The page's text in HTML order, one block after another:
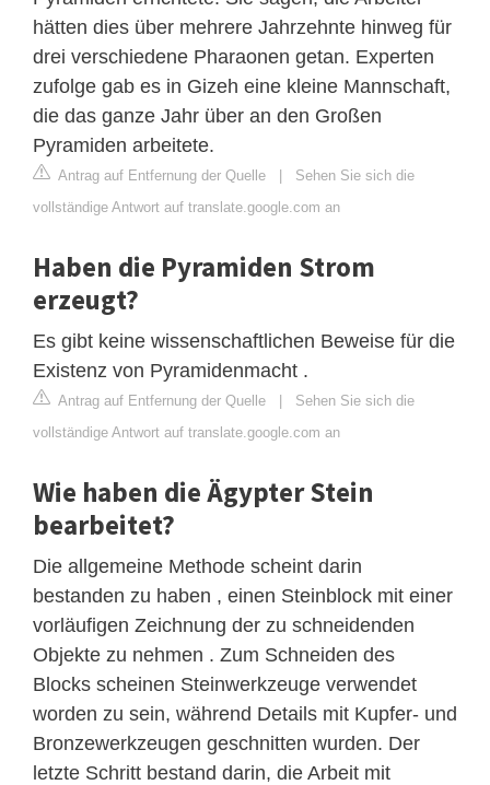
hätten dies über mehrere Jahrzehnte hinweg für
drei verschiedene Pharaonen getan. Experten
zufolge gab es in Gizeh eine kleine Mannschaft,
die das ganze Jahr über an den Großen
Pyramiden arbeitete.
Antrag auf Entfernung der Quelle | Sehen Sie sich die
vollständige Antwort auf translate.google.com an
Haben die Pyramiden Strom
erzeugt?
Es gibt keine wissenschaftlichen Beweise für die
Existenz von Pyramidenmacht .
Antrag auf Entfernung der Quelle | Sehen Sie sich die
vollständige Antwort auf translate.google.com an
Wie haben die Ägypter Stein
bearbeitet?
Die allgemeine Methode scheint darin
bestanden zu haben , einen Steinblock mit einer
vorläufigen Zeichnung der zu schneidenden
Objekte zu nehmen . Zum Schneiden des
Blocks scheinen Steinwerkzeuge verwendet
worden zu sein, während Details mit Kupfer- und
Bronzewerkzeugen geschnitten wurden. Der
letzte Schritt bestand darin, die Arbeit mit